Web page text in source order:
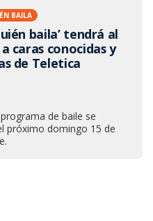
BAILA
baila’ tendrá al
caras conocidas y
de Teletica
de baile se
próximo domingo 15 de